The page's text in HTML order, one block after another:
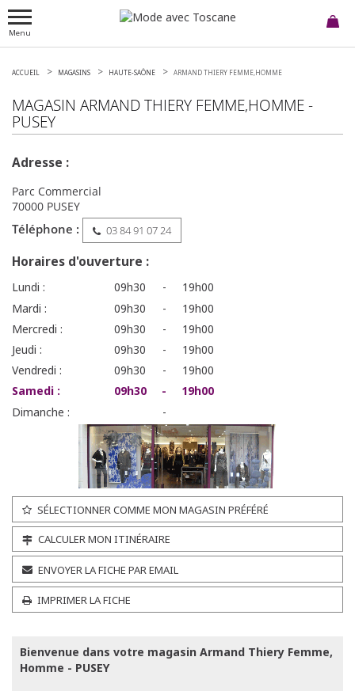
Menu
ACCUEIL MAGASINS HAUTE-SAÔNE ARMAND THIERY FEMME,HOMME
MAGASIN ARMAND THIERY FEMME,HOMME-
PUSEY
Adresse :
Parc Commercial
70000 PUSEY
Téléphone : 03 84 91 07 24
Horaires d'ouverture :
Lundi : 09h30 -
19h00
Mardi :
09h30 -
19h00
Mercredi :
09h30 -
19h00
Jeudi :
09h30 -
19h00
Vendredi :
09h30 -
19h00
Samedi :
09h30 -
19h00
Dimanche :
-
SÉLECTIONNER COMME MON MAGASIN PRÉFÉRÉ
CALCULER MON ITINÉRAIRE
ENVOYER LA FICHE PAR EMAIL
IMPRIMER LA FICHE
Bienvenue dans votre magasin Armand Thiery Femme,
Homme - PUSEY